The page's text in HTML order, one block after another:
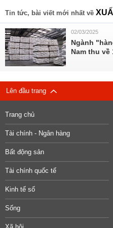
Tin tức, bài viết mới nhất về
02/03/2025
Ngành
Nam thu về
Lên đầu trang
Trang chủ
Tài chính - Ngân hàng
Bất động sản
Tài chính quốc tế
Kinh tế số
Sống